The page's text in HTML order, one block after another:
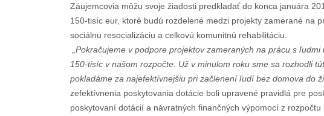
Záujemcovia môžu svoje žiadosti predkladať do konca januára
150-tisíc eur, ktoré budú rozdelené medzi projekty zamerané na
sociálnu resocializáciu a celkovú komunitnú rehabilitáciu.
„Pokračujeme v podpore projektov zameraných na prácu s
150-tisíc v našom rozpočte. Už v minulom roku sme sa rozhodli
pokladáme za najefektívnejšiu pri začlenení ľudí bez domova do
zefektívnenia poskytovania dotácie boli upravené pravidlá pre
poskytovaní dotácií a návratných finančných výpomocí z rozpočtu